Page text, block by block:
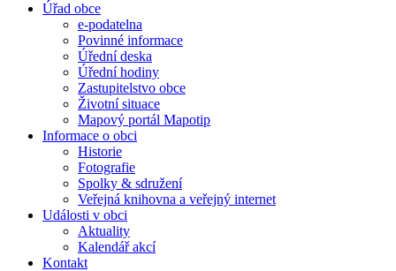
Úřad obce
e-podatelna
Povinné informace
Úřední deska
Úřední hodiny
Zastupitelstvo obce
Životní situace
Mapový portál Mapotip
Informace o obci
Historie
Fotografie
Spolky & sdružení
Veřejná knihovna a veřejný internet
Události v obci
Aktuality
Kalendář akcí
Kontakt